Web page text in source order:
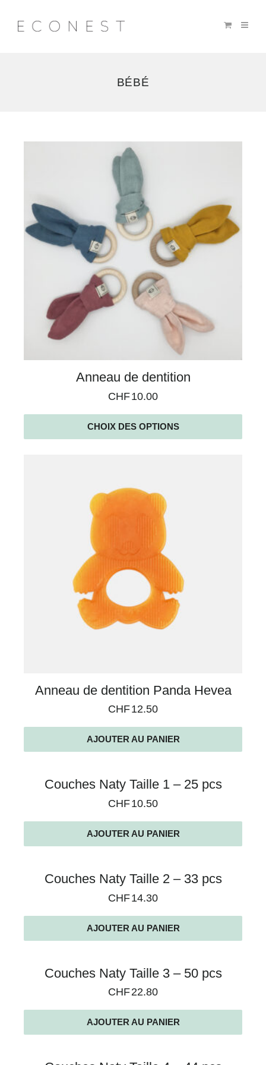
BÉBÉ
Anneau de dentition
CHF10.00
CHOIX DES OPTIONS
Anneau de dentition Panda Hevea
CHF12.50
AJOUTER AU PANIER
Couches Naty Taille 1 – 25 pcs
CHF10.50
AJOUTER AU PANIER
Couches Naty Taille 2 – 33 pcs
CHF14.30
AJOUTER AU PANIER
Couches Naty Taille 3 – 50 pcs
CHF22.80
AJOUTER AU PANIER